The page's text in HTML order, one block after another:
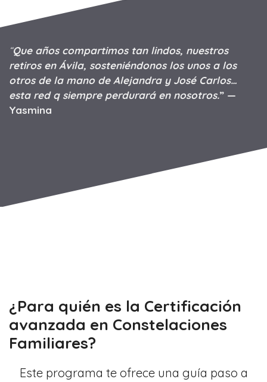
“Que años compartimos tan lindos, nuestros
retiros en Ávila, sosteniéndonos los unos a los
otros de la mano de Alejandra y José Carlos…
esta red q siempre perdurará en nosotros.” —
Yasmina
¿Para quién es la Certificación
avanzada en Constelaciones
Familiares?
Este programa te ofrece una guía paso a